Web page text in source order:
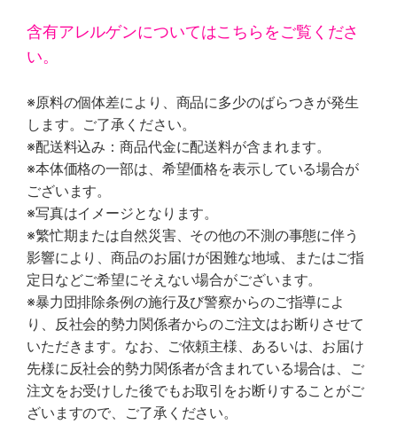
含有アレルゲンについてはこちらをご覧くださ
い。
※原料の個体差により、商品に多少のばらつきが発生
します。ご了承ください。
※配送料込み：商品代金に配送料が含まれます。
※本体価格の一部は、希望価格を表示している場合が
ございます。
※写真はイメージとなります。
※繁忙期または自然災害、その他の不測の事態に伴う
影響により、商品のお届けが困難な地域、またはご指
定日などご希望にそえない場合がございます。
※暴力団排除条例の施行及び警察からのご指導によ
り、反社会的勢力関係者からのご注文はお断りさせて
いただきます。なお、ご依頼主様、あるいは、お届け
先様に反社会的勢力関係者が含まれている場合は、ご
注文をお受けした後でもお取引をお断りすることがご
ざいますので、ご了承ください。